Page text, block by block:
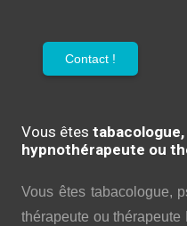
Contact !
Vous êtes
hypnothérapeute ou
Vous êtes tabacologue,
thérapeute ou